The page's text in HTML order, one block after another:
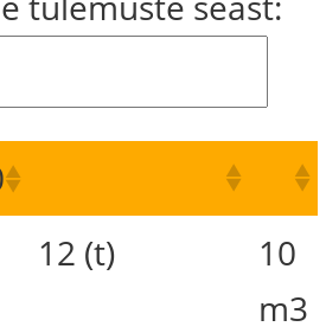
12 (t)
10
m3